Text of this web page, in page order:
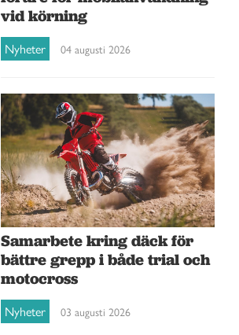
vid körning
Nyheter 04 augusti 2026
Samarbete kring däck för
bättre grepp i både trial och
motocross
Nyheter 03 augusti 2026